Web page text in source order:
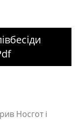
Носгот і